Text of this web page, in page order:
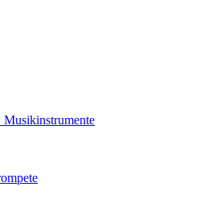
Musikinstrumente